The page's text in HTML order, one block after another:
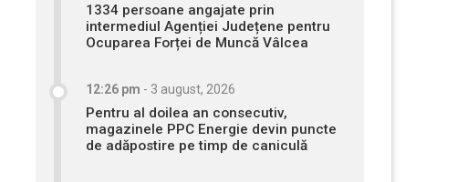
1334 persoane angajate prin
intermediul Agenției Județene pentru
Ocuparea Forței de Muncă Vâlcea
12:26 pm - 3 august, 2026
Pentru al doilea an consecutiv,
magazinele PPC Energie devin puncte
de adăpostire pe timp de caniculă